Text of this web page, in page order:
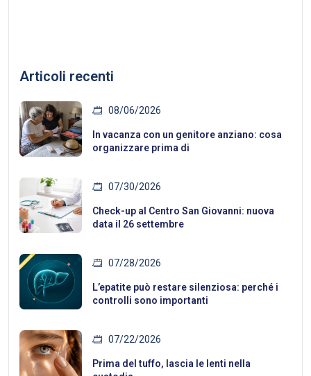
Articoli recenti
08/06/2026
In vacanza con un genitore anziano: cosa
organizzare prima di
07/30/2026
Check-up al Centro San Giovanni: nuova
data il 26 settembre
07/28/2026
L’epatite può restare silenziosa: perché i
controlli sono importanti
07/22/2026
Prima del tuffo, lascia le lenti nella